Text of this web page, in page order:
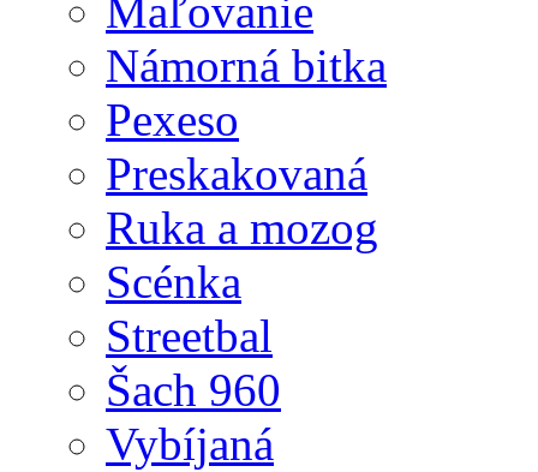
Maľovanie
Námorná bitka
Pexeso
Preskakovaná
Ruka a mozog
Scénka
Streetbal
Šach 960
Vybíjaná